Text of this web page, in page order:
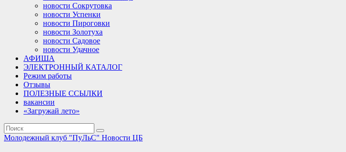
новости Сокрутовка
новости Успенки
новости Пироговки
новости Золотуха
новости Садовое
новости Удачное
АФИША
ЭЛЕКТРОННЫЙ КАТАЛОГ
Режим работы
Отзывы
ПОЛЕЗНЫЕ ССЫЛКИ
вакансии
«Загружай лето»
Молодежный клуб "ПуЛьС" Новости ЦБ